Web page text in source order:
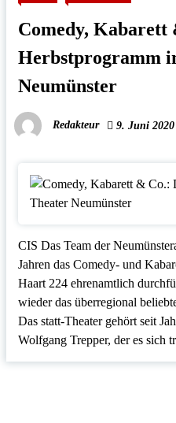
Comedy, Kabarett
Herbstprogramm
Neumünster
Redakteur 9. Juni 2020
CIS Das Team der
Jahren das Comedy- und
Haart 224 ehrenamtlich
wieder das überregional
Das statt-Theater gehört seit
Wolfgang Trepper, der es sich